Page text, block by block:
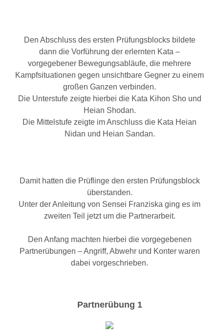
Den Abschluss des ersten Prüfungsblocks bildete
dann die Vorführung der erlernten Kata –
vorgegebener Bewegungsabläufe, die mehrere
Kampfsituationen gegen unsichtbare Gegner zu einem
großen Ganzen verbinden.
Die Unterstufe zeigte hierbei die Kata Kihon Sho und
Heian Shodan.
Die Mittelstufe zeigte im Anschluss die Kata Heian
Nidan und Heian Sandan.
Damit hatten die Prüflinge den ersten Prüfungsblock
überstanden.
Unter der Anleitung von Sensei Franziska ging es im
zweiten Teil jetzt um die Partnerarbeit.
Den Anfang machten hierbei die vorgegebenen
Partnerübungen – Angriff, Abwehr und Konter waren
dabei vorgeschrieben.
Partnerübung 1